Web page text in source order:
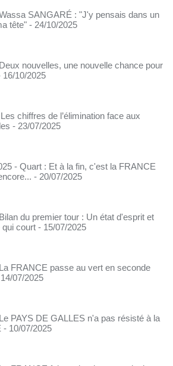
SANGARÉ : "J'y pensais dans un
tête" - 24/10/2025
nouvelles, une nouvelle chance pour
16/10/2025
chiffres de l’élimination face aux
- 23/07/2025
- Quart : Et à la fin, c'est la FRANCE
- 20/07/2025
du premier tour : Un état d'esprit et
qui court - 15/07/2025
FRANCE passe au vert en seconde
07/2025
PAYS DE GALLES n'a pas résisté à la
- 10/07/2025